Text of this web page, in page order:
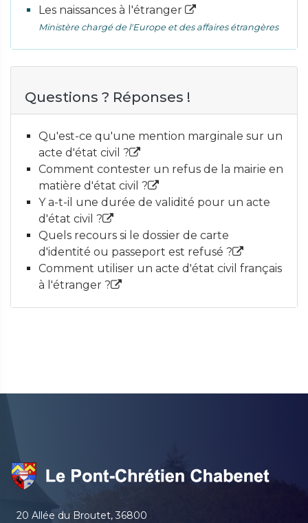
Les naissances à l'étranger
Ministère chargé de l'Europe et des affaires étrangères
Questions ? Réponses !
Qu'est-ce qu'une mention marginale sur un
acte d'état civil ?
Comment contester un refus de la mairie en
matière d'état civil ?
Y a-t-il une durée de validité pour un acte
d'état civil ?
Quels recours si le dossier de carte
d'identité ou passeport est refusé ?
Comment utiliser un acte d'état civil français
à l'étranger ?
20 Allée du Broutet, 36800